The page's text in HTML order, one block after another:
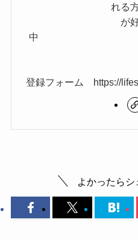
よかったらシ
れる
が
登録フォーム https://